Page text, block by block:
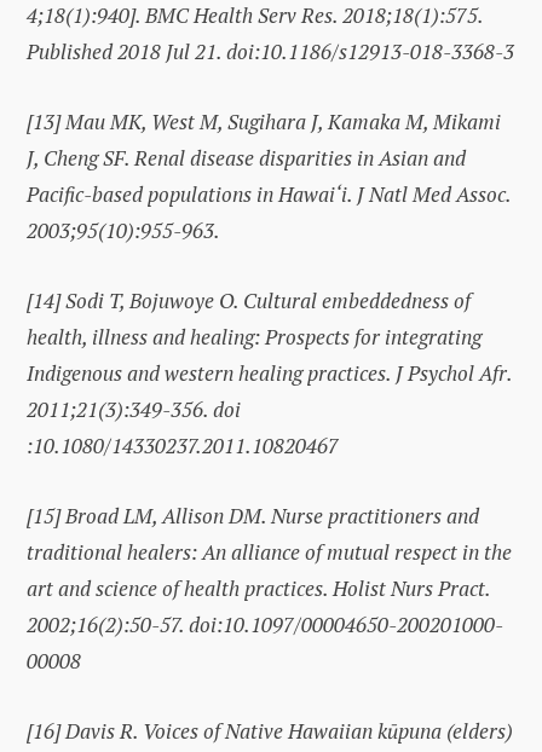
4;18(1):940]. BMC Health Serv Res. 2018;18(1):575.
Published 2018 Jul 21. doi:10.1186/s12913-018-3368-3
[13]Mau MK, West M, Sugihara J, Kamaka M, Mikami
J, Cheng SF. Renal disease disparities in Asian and
Pacific-based populations in Hawai‘i. J Natl Med Assoc.
2003;95(10):955-963.
[14]Sodi T, Bojuwoye O. Cultural embeddedness of
health, illness and healing: Prospects for integrating
Indigenous and western healing practices. J Psychol Afr.
2011;21(3):349-356. doi
:10.1080/14330237.2011.10820467
[15]Broad LM, Allison DM. Nurse practitioners and
traditional healers: An alliance of mutual respect in the
art and science of health practices. Holist Nurs Pract.
2002;16(2):50-57. doi:10.1097/00004650-200201000-
00008
[16]Davis R. Voices of Native Hawaiian kūpuna (elders)